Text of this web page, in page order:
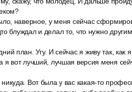
наверное, у меня сейчас
блуждал и делал то, что нужно
план. Угу. И сейчас я живу так, как
я вот лучший, лучшая версия меня
Вот была у вас какая-то